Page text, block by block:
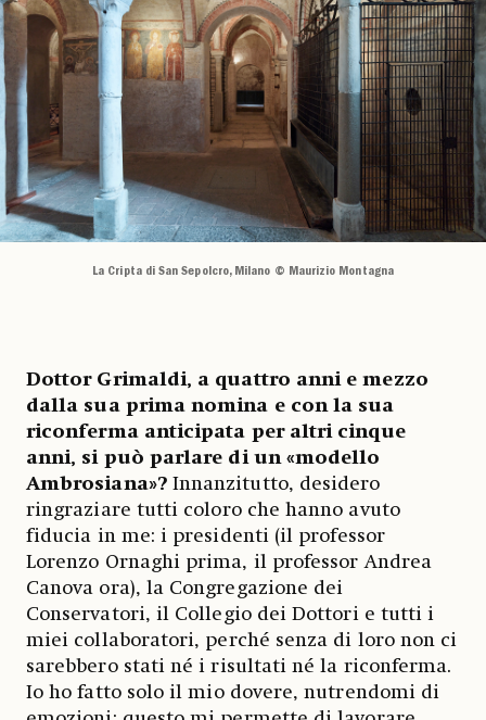
La Cripta di San Sepolcro, Milano © Maurizio Montagna
Dottor Grimaldi, a quattro anni e mezzo
dalla sua prima nomina e con la sua
riconferma anticipata per altri cinque
anni, si può parlare di un «modello
Ambrosiana»? Innanzitutto, desidero
ringraziare tutti coloro che hanno avuto
fiducia in me: i presidenti (il professor
Lorenzo Ornaghi prima, il professor Andrea
Canova ora), la Congregazione dei
Conservatori, il Collegio dei Dottori e tutti i
miei collaboratori, perché senza di loro non ci
sarebbero stati né i risultati né la riconferma.
Io ho fatto solo il mio dovere, nutrendomi di